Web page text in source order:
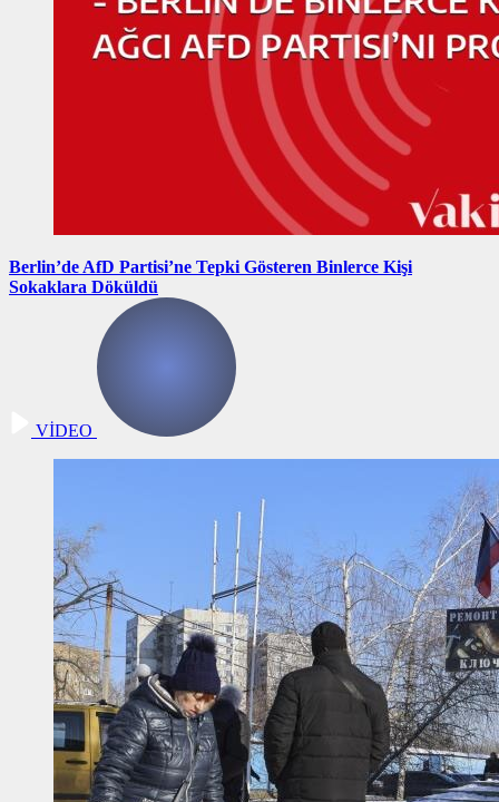
Berlin’de AfD Partisi’ne Tepki Gösteren Binlerce Kişi
Sokaklara Döküldü
VİDEO